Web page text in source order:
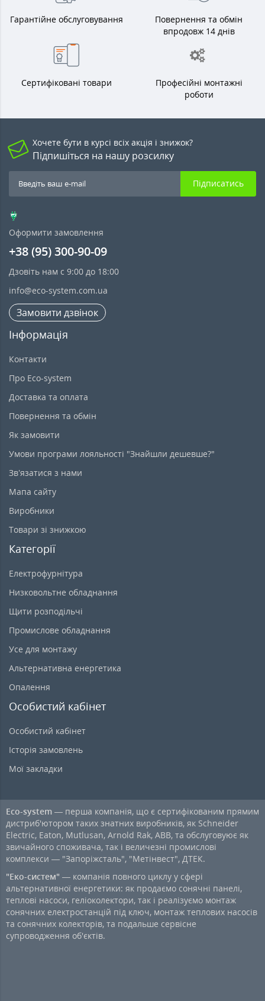
Гарантійне обслуговування
Повернення та обмін
впродовж 14 днів
Сертифіковані товари
Професійні монтажні
роботи
Хочете бути в курсі всіх акція і знижок?
Підпишіться на нашу розсилку
Підписатись
Оформити замовлення
+38 (95) 300-90-09
Дзовіть нам с 9:00 до 18:00
info@eco-system.com.ua
Замовити дзвінок
Інформація
Контакти
Про Eco-system
Доставка та оплата
Повернення та обмін
Як замовити
Умови програми лояльності "Знайшли дешевше?"
Зв’язатися з нами
Мапа сайту
Виробники
Товари зі знижкою
Категорії
Електрофурнітура
Низковольтне обладнання
Щити розподільчі
Промислове обладнання
Усе для монтажу
Альтернативна енергетика
Опалення
Особистий кабінет
Особистий кабінет
Історія замовлень
Мої закладки
Eco-system — перша компанія, що є сертифікованим прямим
дистриб'ютором таких знатних виробників, як Schneider
Electric, Eaton, Mutlusan, Arnold Rak, ABB, та обслуговуює як
звичайного споживача, так і величезні промислові
комплекси — "Запоріжсталь", "Метінвест", ДТЕК.
"Еко-систем" — компанія повного циклу у сфері
альтернативної енергетики: як продаємо сонячні панелі,
теплові насоси, геліоколектори, так і реалізуємо монтаж
сонячних електростанцій під ключ, монтаж теплових насосів
та сонячних колекторів, та подальше сервісне
супроводження об'єктів.